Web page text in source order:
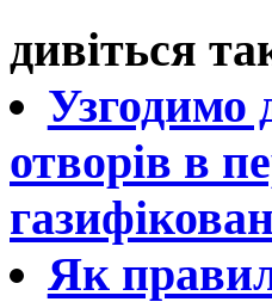
дивіться
Узгодимо
отворів в
Як